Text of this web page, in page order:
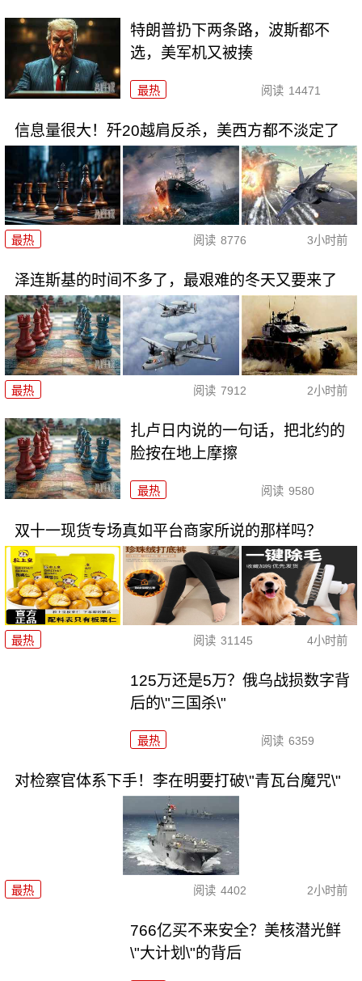
特朗普扔下两条路，波斯都不
选，美军机又被揍
最热 阅读 14471
信息量很大！歼20越肩反杀，美西方都不淡定了
最热 阅读 8776 3小时前
泽连斯基的时间不多了，最艰难的冬天又要来了
最热 阅读 7912 2小时前
扎卢日内说的一句话，把北约的
脸按在地上摩擦
最热 阅读 9580
双十一现货专场真如平台商家所说的那样吗？
最热 阅读 31145 4小时前
125万还是5万？俄乌战损数字背
后的\"三国杀\"
最热 阅读 6359
对检察官体系下手！李在明要打破\"青瓦台魔咒\"
最热 阅读 4402 2小时前
766亿买不来安全？美核潜光鲜
\"大计划\"的背后